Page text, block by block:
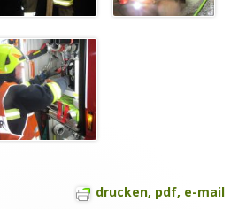
drucken, pdf, e-mail